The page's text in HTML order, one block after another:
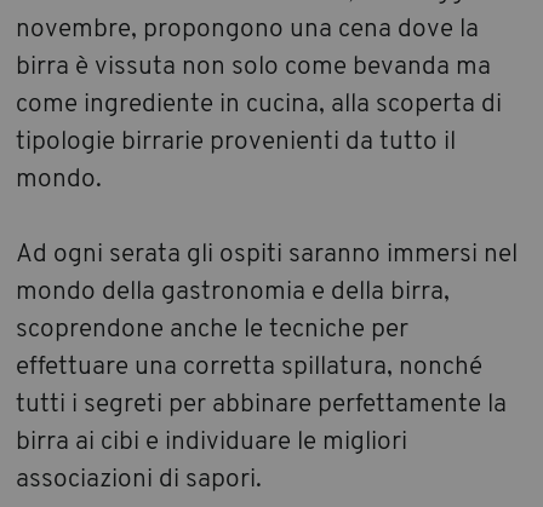
novembre, propongono una cena dove la
birra è vissuta non solo come bevanda ma
come ingrediente in cucina, alla scoperta di
tipologie birrarie provenienti da tutto il
mondo.
Ad ogni serata gli ospiti saranno immersi nel
mondo della gastronomia e della birra,
scoprendone anche le tecniche per
effettuare una corretta spillatura, nonché
tutti i segreti per abbinare perfettamente la
birra ai cibi e individuare le migliori
associazioni di sapori.